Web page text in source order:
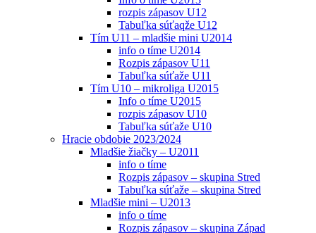
rozpis zápasov U12
Tabuľka súťaqže U12
Tím U11 – mladšie mini U2014
info o tíme U2014
Rozpis zápasov U11
Tabuľka súťaže U11
Tím U10 – mikroliga U2015
Info o tíme U2015
rozpis zápasov U10
Tabuľka súťaže U10
Hracie obdobie 2023/2024
Mladšie žiačky – U2011
info o tíme
Rozpis zápasov – skupina Stred
Tabuľka súťaže – skupina Stred
Mladšie mini – U2013
info o tíme
Rozpis zápasov – skupina Západ